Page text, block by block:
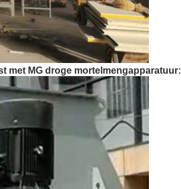
met MG droge mortelmengapparatuur: